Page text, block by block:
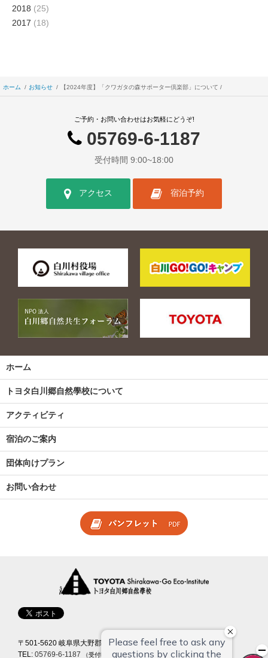
2018 (25)
2017 (18)
ホーム お知らせ 【2024年度】「クワガタの森サポーター倶楽部」について
ご予約・お問い合わせはお気軽にどうぞ!
05769-6-1187
受付時間 9:00~18:00
アクセス 宿泊予約
ホーム
トヨタ白川郷自然學校について
アクティビティ
宿泊のご案内
団体向けプラン
お問い合わせ
〒501-5620 岐阜県大野郡白川村馬狩 223
TEL: 05769-6-1187 （受付時間 9:00~18:00）